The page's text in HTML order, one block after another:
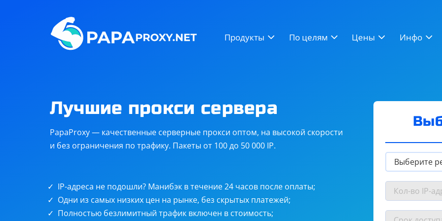
Продукты По целям Цены Инфо
Steam
Telegram
Безлимитные прокси от
Лучшие прокси сервера
PapaProxy — качественные серверные прокси оптом, на высокой скорости
и без ограничения по трафику. Пакеты от 100 до 50 000 IP.
IP-адреса не подошли? Манибэк в течение 24 часов после оплаты;
Одни из самых низких цен на рынке, без скрытых платежей;
Полностью безлимитный трафик включен в стоимость;